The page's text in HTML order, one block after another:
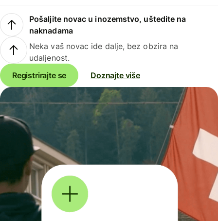
Pošaljite novac u inozemstvo, uštedite na
naknadama
Neka vaš novac ide dalje, bez obzira na
udaljenost.
Registrirajte se
Doznajte više